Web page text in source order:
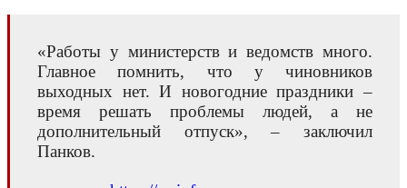
«Работы у министерств и ведомств много.
Главное помнить, что у чиновников
выходных нет. И новогодние праздники –
время решать проблемы людей, а не
дополнительный отпуск», – заключил
Панков.